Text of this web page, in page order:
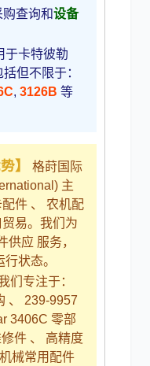
查询和设备
于卡特彼勒
括但不限于：
, 3126B 等
】
格莳国际
主
件 、 农机配
易。我们为
供应 服务，
状态。
们专注于：
、 239-9957
3406C 零部
件 、 高精度
械常用配件